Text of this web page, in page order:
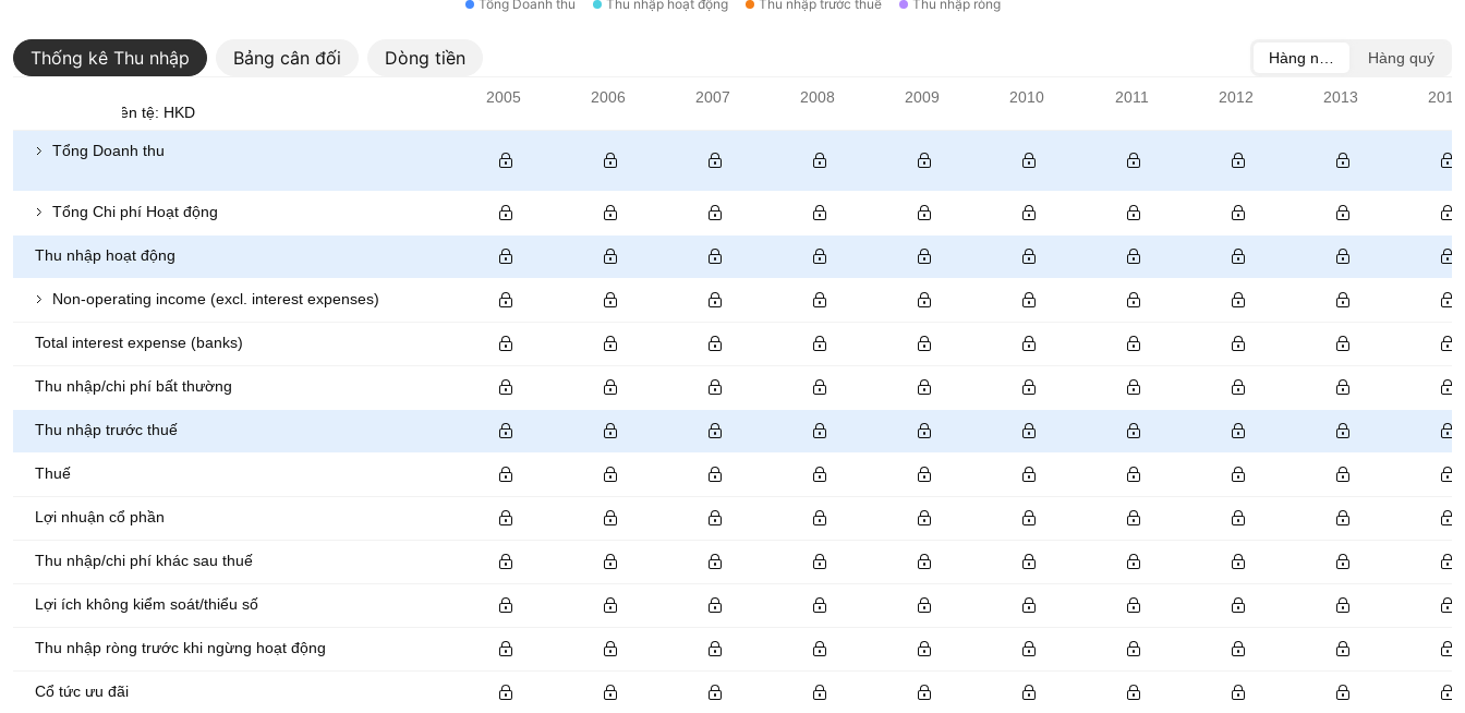
Tổng Doanh thu Thu nhập hoạt động Thu nhập trước thuế Thu nhập ròng
Thống kê Thu nhập Bảng cân đối Dòng tiền Hàng năm Hàng quý
Đơn vị tiền tệ: HKD
2005 2006 2007 2008 2009 2010 2011 2012 2013 2014
Tổng Doanh thu
Tổng Chi phí Hoạt động
Thu nhập hoạt động
Non-operating income (excl. interest expenses)
Total interest expense (banks)
Thu nhập/chi phí bất thường
Thu nhập trước thuế
Thuế
Lợi nhuận cổ phần
Thu nhập/chi phí khác sau thuế
Lợi ích không kiểm soát/thiểu số
Thu nhập ròng trước khi ngừng hoạt động
Cổ tức ưu đãi